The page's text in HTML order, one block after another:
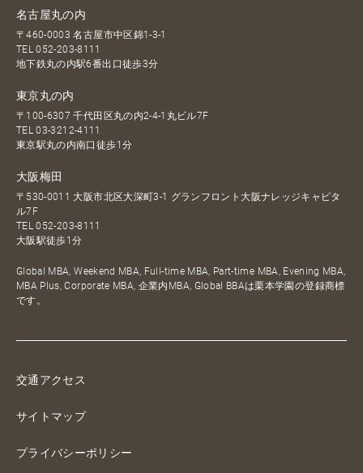
名古屋丸の内
〒460-0003 名古屋市中区錦1-3-1
TEL052-203-8111
地下鉄丸の内駅6番出口徒歩3分
東京丸の内
〒100-6307 千代田区丸の内2-4-1丸ビル7F
TEL03-3212-4111
東京駅丸の内南口徒歩1分
大阪梅田
〒530-0011 大阪市北区大深町3-1 グランフロント大阪ナレッジキャピタ
ル7F
TEL052-203-8111
大阪駅徒歩1分
Global MBA, Weekend MBA, Full-time MBA, Part-time MBA, Evening MBA,
MBA Plus, Corporate MBA, 企業内MBA, Global BBAは栗本学園の登録商標
です。
交通アクセス
サイトマップ
プライバシーポリシー